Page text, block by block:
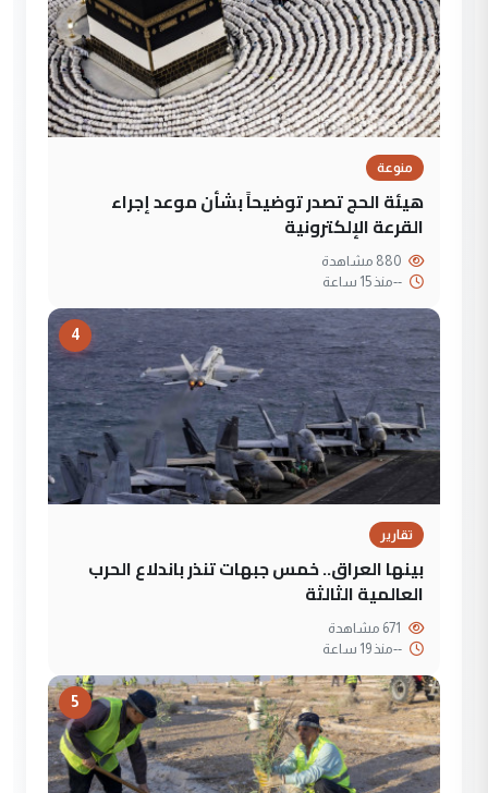
منوعة
هيئة الحج تصدر توضيحاً بشأن موعد إجراء
القرعة الإلكترونية
--منذ 15 ساعة
4
تقارير
بينها العراق.. خمس جبهات تنذر باندلاع الحرب
العالمية الثالثة
--منذ 19 ساعة
5